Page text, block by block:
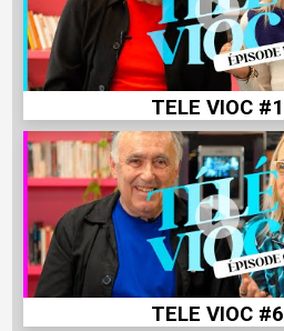
TELE VIOC #1
TELE VIOC #6